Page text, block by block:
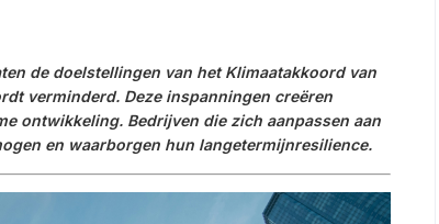
de doelstellingen van het Klimaatakkoord van
verminderd. Deze inspanningen creëren
ontwikkeling. Bedrijven die zich aanpassen aan
en waarborgen hun langetermijnresilience.